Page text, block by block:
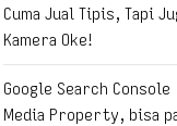
Cuma Jual Tipis, Tapi
Kamera Oke!
Google Search
Media Property, bisa